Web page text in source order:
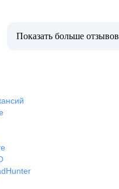
Показать больше отзывов